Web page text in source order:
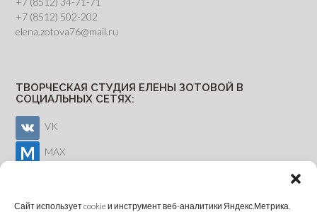
Сайт использует cookie и инструмент веб-аналитики Яндекс.Метрика.
+7 (8512) 502-202
elena.zotova76@mail.ru
ТВОРЧЕСКАЯ СТУДИЯ ЕЛЕНЫ ЗОТОВОЙ В
СОЦИАЛЬНЫХ СЕТЯХ:
VK
MAX